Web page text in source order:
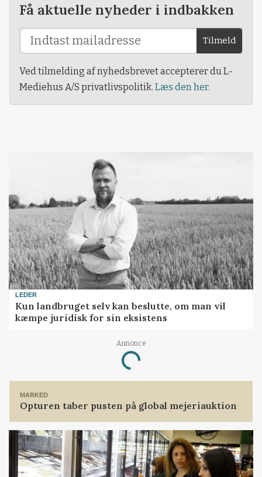
Få aktuelle nyheder i indbakken
Tilmeld
Ved tilmelding af nyhedsbrevet accepterer du L-
Mediehus A/S privatlivspolitik. Læs den her.
LEDER
Kun landbruget selv kan beslutte, om man vil
kæmpe juridisk for sin eksistens
Annonce
Loading...
MARKED
Opturen taber pusten på global mejeriauktion